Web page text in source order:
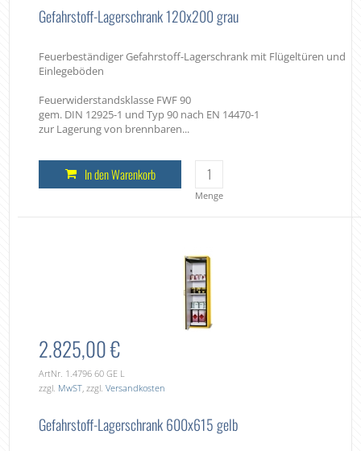
Gefahrstoff-Lagerschrank 120x200 grau
Feuerbeständiger Gefahrstoff-Lagerschrank mit Flügeltüren und
Einlegeböden
Feuerwiderstandsklasse FWF 90
gem. DIN 12925-1 und Typ 90 nach EN 14470-1
zur Lagerung von brennbaren...
Menge
In den Warenkorb
2.825,00 €
ArtNr. 1.4796 60 GE L
zzgl. MwST , zzgl.Versandkosten
Gefahrstoff-Lagerschrank 600x615 gelb